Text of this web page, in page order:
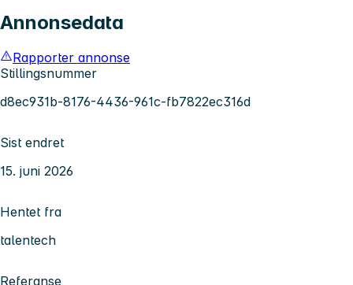
Annonsedata
Rapporter annonse
Stillingsnummer
d8ec931b-8176-4436-961c-fb7822ec316d
Sist endret
15. juni 2026
Hentet fra
talentech
Referanse